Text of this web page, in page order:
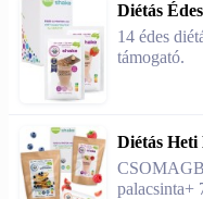
Diétás
14 édes
támogató.
Diétás
palacsinta+